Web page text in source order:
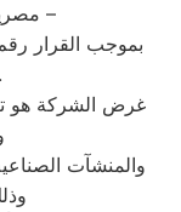
مصرية – وفقا لأحكام قوانين الاستثمار –
والدولة للتعاون الاقتصادي.
غرض الشركة هو
والمنشآت